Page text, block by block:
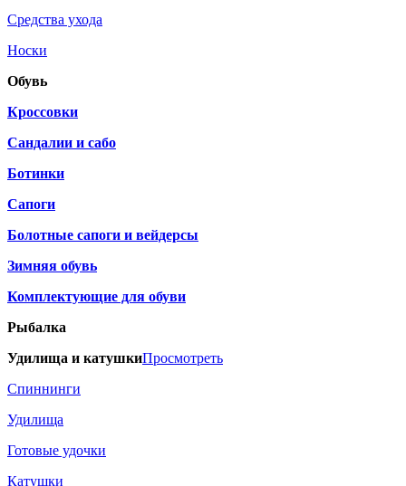
Средства ухода
Носки
Обувь
Кроссовки
Сандалии и сабо
Ботинки
Сапоги
Болотные сапоги и вейдерсы
Зимняя обувь
Комплектующие для обуви
Рыбалка
Удилища и катушкиПросмотреть
Спиннинги
Удилища
Готовые удочки
Катушки